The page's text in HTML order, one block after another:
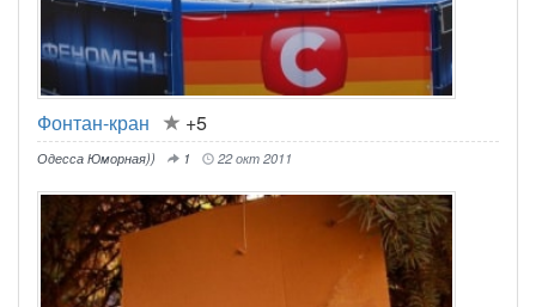
Фонтан-кран +5
Одесса Юморная)) 1 22 окт 2011